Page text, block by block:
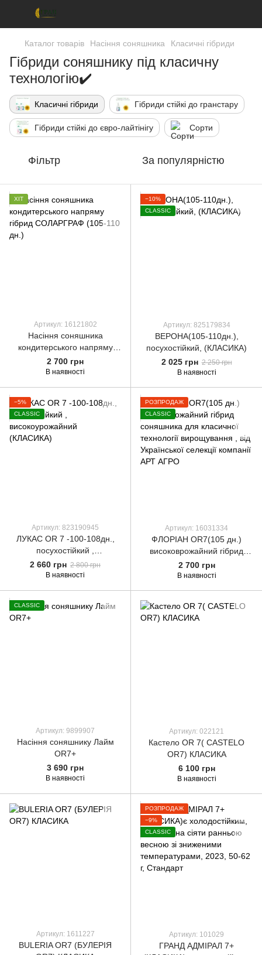
Каталог товарів Насіння соняшника Класичні гібриди
Гібриди соняшнику під класичну
технологію✔️
Класичні гібриди Гібриди стійкі до гранстару
Гібриди стійкі до євро-лайтінігу Сорти
Фільтр За популярністю
ХІТ
Артикул: 16121802
Насіння соняшника
кондитерського напряму
гібрид СОЛАРГРАФ (105-110
дн.)
2 700 грн
В наявності
−10%
CLASSIC
Артикул: 825179834
ВЕРОНА(105-110дн.),
посухостійкий, (КЛАСИКА)
2 025 грн 2 250 грн
В наявності
−5%
CLASSIC
Артикул: 823190945
ЛУКАС OR 7 -100-108дн.,
посухостійкий ,
високоурожайний
(КЛАСИКА)
2 660 грн 2 800 грн
В наявності
РОЗПРОДАЖ
CLASSIC
Артикул: 16031334
ФЛОРІАН OR7(105 дн.)
високоврожайний гібрид
соняшника для класичної
технології вирощування , від
2 700 грн
В наявності
CLASSIC
Артикул: 9899907
Насіння соняшнику Лайм
OR7+
3 690 грн
В наявності
Артикул: 022121
Кастело OR 7( CASTELO
OR7) КЛАСИКА
6 100 грн
В наявності
Артикул: 1611227
BULERIA OR7 (БУЛЕРІЯ
РОЗПРОДАЖ
−9%
CLASSIC
Артикул: 101029
ГРАНД АДМІРАЛ 7+